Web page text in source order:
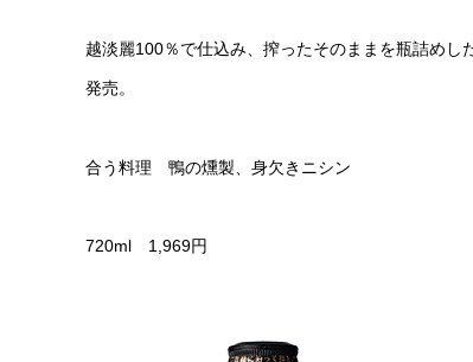
越淡麗100％で仕込み、搾ったそのままを瓶詰め
発売。
合う料理 鴨の燻製、身欠きニシン
720ml 1,969円